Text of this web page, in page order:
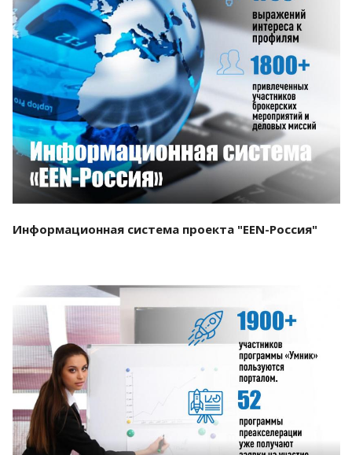
Смотреть проект
Информационная система проекта "EEN-Россия"
Смотреть проект